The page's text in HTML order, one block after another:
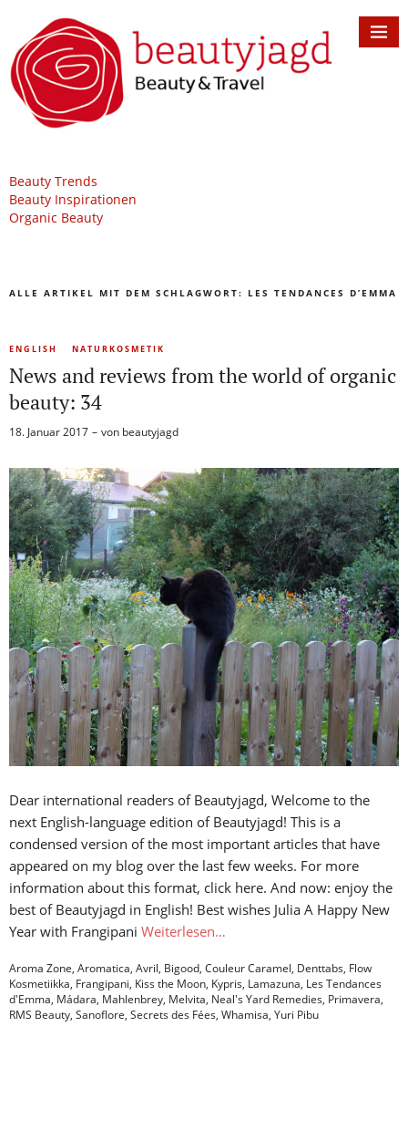
Beauty Trends
Beauty Inspirationen
Organic Beauty
ALLE ARTIKEL MIT DEM SCHLAGWORT: LES TENDANCES D’EMMA
ENGLISH NATURKOSMETIK
News and reviews from the world of organic
beauty: 34
18. Januar 2017 von beautyjagd
Dear international readers of Beautyjagd, Welcome to the
next English-language edition of Beautyjagd! This is a
condensed version of the most important articles that have
appeared on my blog over the last few weeks. For more
information about this format, click here. And now: enjoy the
best of Beautyjagd in English! Best wishes Julia A Happy New
Year with Frangipani Weiterlesen…
Aroma Zone, Aromatica, Avril, Bigood, Couleur Caramel, Denttabs, Flow
Kosmetiikka, Frangipani, Kiss the Moon, Kypris, Lamazuna, Les Tendances
d'Emma, Mádara, Mahlenbrey, Melvita, Neal's Yard Remedies, Primavera,
RMS Beauty, Sanoflore, Secrets des Fées, Whamisa, Yuri Pibu